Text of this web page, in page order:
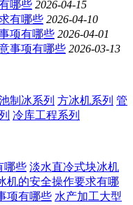
哪些 2026-04-15
有哪些 2026-04-10
项有哪些 2026-04-01
事项有哪些 2026-03-13
制冰系列 方冰机系列 管
冷库工程系列
哪些 淡水直冷式块冰机
机的安全操作要求有哪
项有哪些 水产加工大型